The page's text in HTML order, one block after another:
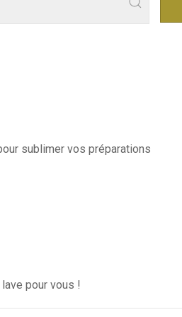
sublimer vos préparations
pour vous !